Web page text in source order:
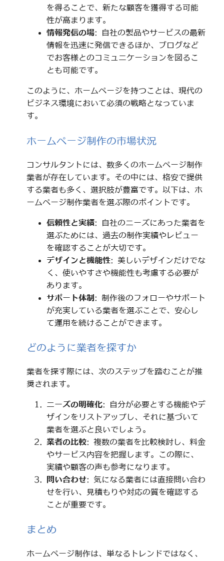
を得ることで、新たな顧客を獲得する可能
性が高まります。
情報発信の場: 自社の製品やサービスの最新
情報を迅速に発信できるほか、ブログなど
でお客様とのコミュニケーションを図るこ
とも可能です。
このように、ホームページを持つことは、現代の
ビジネス環境において必須の戦略となっていま
す。
ホームページ制作の市場状況
コンサルタントには、数多くのホームページ制作
業者が存在しています。その中には、格安で提供
する業者も多く、選択肢が豊富です。以下は、ホ
ームページ制作業者を選ぶ際のポイントです。
信頼性と実績: 自社のニーズにあった業者を
選ぶためには、過去の制作実績やレビュー
を確認することが大切です。
デザインと機能性: 美しいデザインだけでな
く、使いやすさや機能性も考慮する必要が
あります。
サポート体制 : 制作後のフォローやサポート
が充実している業者を選ぶことで、安心し
て運用を続けることができます。
どのように業者を探すか
業者を探す際には、次のステップを踏むことが推
奨されます。
ニーズの明確化: 自分が必要とする機能やデ
ザインをリストアップし、それに基づいて
業者を選ぶと良いでしょう。
業者の比較: 複数の業者を比較検討し、料金
やサービス内容を把握します。この際に、
実績や顧客の声も参考になります。
問い合わせ: 気になる業者には直接問い合わ
せを行い、見積もりや対応の質を確認する
ことが重要です。
まとめ
ホームページ制作は、単なるトレンドではなく、